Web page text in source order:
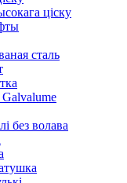
ціску
сталь
Galvalume
без волава